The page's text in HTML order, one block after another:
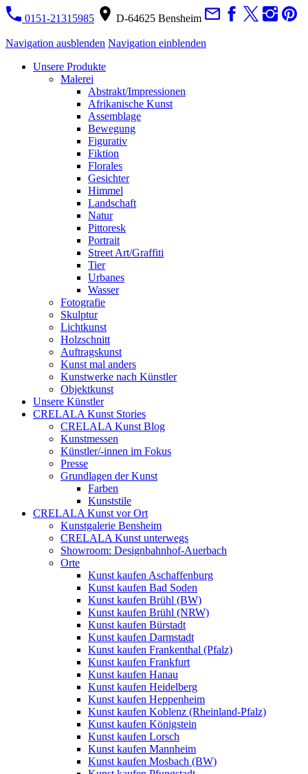
0151-21315985 D-64625 Bensheim
Navigation ausblenden Navigation einblenden
Unsere Produkte
Malerei
Abstrakt/Impressionen
Afrikanische Kunst
Assemblage
Bewegung
Figurativ
Fiktion
Florales
Gesichter
Himmel
Landschaft
Natur
Pittoresk
Portrait
Street Art/Graffiti
Tier
Urbanes
Wasser
Fotografie
Skulptur
Lichtkunst
Holzschnitt
Auftragskunst
Kunst mal anders
Kunstwerke nach Künstler
Objektkunst
Unsere Künstler
CRELALA Kunst Stories
CRELALA Kunst Blog
Kunstmessen
Künstler/-innen im Fokus
Presse
Grundlagen der Kunst
Farben
Kunststile
CRELALA Kunst vor Ort
Kunstgalerie Bensheim
CRELALA Kunst unterwegs
Showroom: Designbahnhof-Auerbach
Orte
Kunst kaufen Aschaffenburg
Kunst kaufen Bad Soden
Kunst kaufen Brühl (BW)
Kunst kaufen Brühl (NRW)
Kunst kaufen Bürstadt
Kunst kaufen Darmstadt
Kunst kaufen Frankenthal (Pfalz)
Kunst kaufen Frankfurt
Kunst kaufen Hanau
Kunst kaufen Heidelberg
Kunst kaufen Heppenheim
Kunst kaufen Koblenz (Rheinland-Pfalz)
Kunst kaufen Königstein
Kunst kaufen Lorsch
Kunst kaufen Mannheim
Kunst kaufen Mosbach (BW)